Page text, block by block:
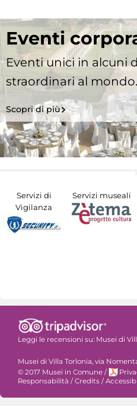
Eventi
Eventi unici in alcuni
straordinari al mondo.
Scopri di più
Servizi di
Vigilanza
Servizi museali
Leggi le recensioni su: Musei di
Musei di Villa Torlonia, via
© 2017 Musei in Comune /
Responsabilità / Credits /